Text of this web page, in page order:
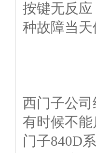
按键无反
种故障当
西门子公
有时候不
门子840D